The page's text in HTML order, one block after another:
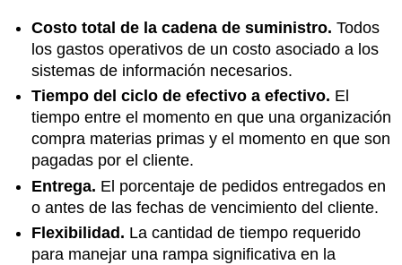
Costo total de la cadena de suministro.Todos
los gastos operativos de un costo asociado a los
sistemas de información necesarios.
Tiempo del ciclo de efectivo a efectivo. El
tiempo entre el momento en que una organización
compra materias primas y el momento en que son
pagadas por el cliente.
Entrega. El porcentaje de pedidos entregados en
o antes de las fechas de vencimiento del cliente.
Flexibilidad. La cantidad de tiempo requerido
para manejar una rampa significativa en la